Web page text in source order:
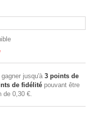
jusqu'à 3 points de
de fidélité pouvant être
de 0,30 €.